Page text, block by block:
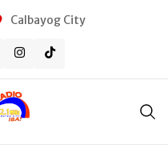
Calbayog City